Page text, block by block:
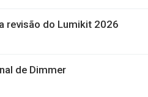
revisão do Lumikit 2026
de Dimmer